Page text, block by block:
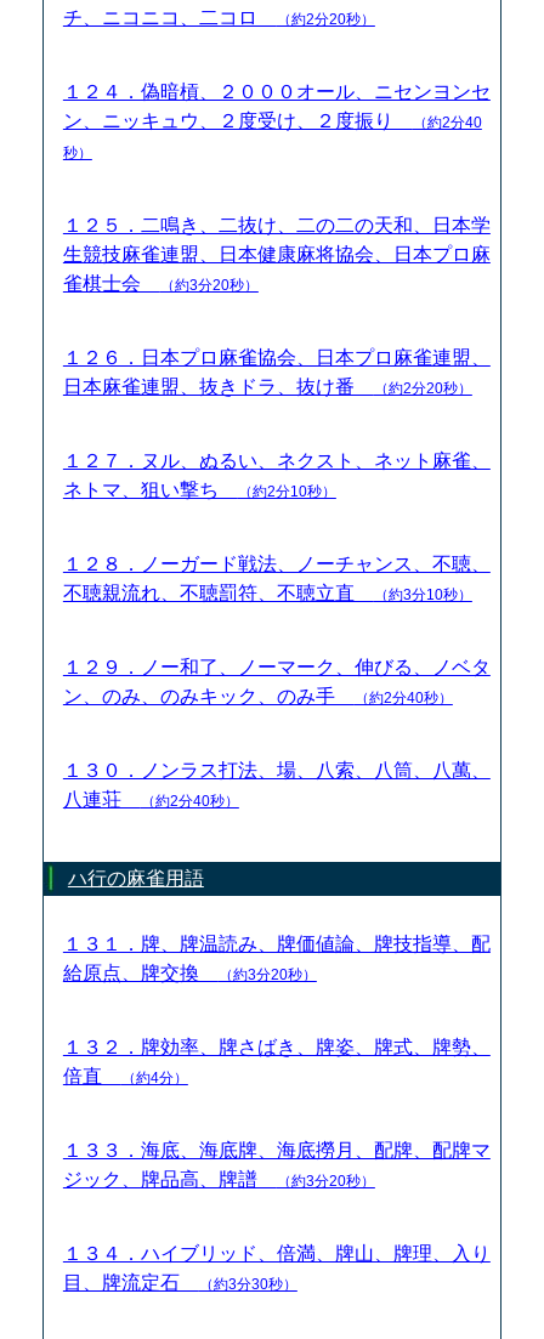
チ、ニコニコ、二コロ
（約2分20秒）
１２４．偽暗槓、２０００オール、ニセンヨンセ
ン、ニッキュウ、２度受け、２度振り
（約2分40
秒）
１２５．二鳴き、二抜け、二の二の天和、日本学
生競技麻雀連盟、日本健康麻将協会、日本プロ麻
雀棋士会
（約3分20秒）
１２６．日本プロ麻雀協会、日本プロ麻雀連盟、
日本麻雀連盟、抜きドラ、抜け番
（約2分20秒）
１２７．ヌル、ぬるい、ネクスト、ネット麻雀、
ネトマ、狙い撃ち
（約2分10秒）
１２８．ノーガード戦法、ノーチャンス、不聴、
不聴親流れ、不聴罰符、不聴立直
（約3分10秒）
１２９．ノー和了、ノーマーク、伸びる、ノベタ
ン、のみ、のみキック、のみ手
（約2分40秒）
１３０．ノンラス打法、場、八索、八筒、八萬、
八連荘
（約2分40秒）
ハ行の麻雀用語
１３１．牌、牌温読み、牌価値論、牌技指導、配
給原点、牌交換
（約3分20秒）
１３２．牌効率、牌さばき、牌姿、牌式、牌勢、
倍直
（約4分）
１３３．海底、海底牌、海底撈月、配牌、配牌マ
ジック、牌品高、牌譜
（約3分20秒）
１３４．ハイブリッド、倍満、牌山、牌理、入り
目、牌流定石
（約3分30秒）